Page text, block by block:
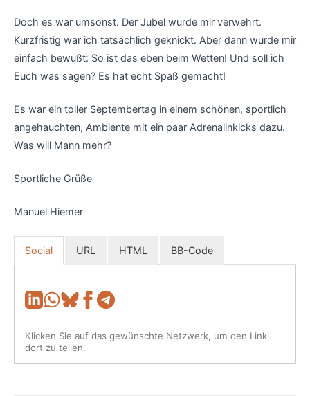
Doch es war umsonst. Der Jubel wurde mir verwehrt.
Kurzfristig war ich tatsächlich geknickt. Aber dann wurde mir
einfach bewußt: So ist das eben beim Wetten! Und soll ich
Euch was sagen? Es hat echt Spaß gemacht!
Es war ein toller Septembertag in einem schönen, sportlich
angehauchten, Ambiente mit ein paar Adrenalinkicks dazu.
Was will Mann mehr?
Sportliche Grüße
Manuel Hiemer
Social URL HTML BB-Code
Klicken Sie auf das gewünschte Netzwerk, um den Link
dort zu teilen.